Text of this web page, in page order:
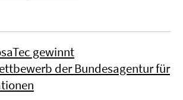
gewinnt
der Bundesagentur für